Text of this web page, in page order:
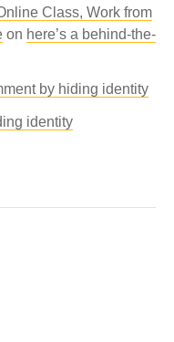
Class, Work from
on here’s a behind-the-
by hiding identity
identity